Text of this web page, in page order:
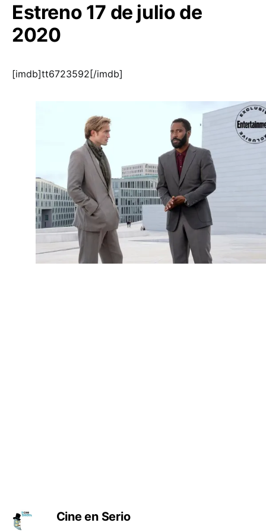
Estreno 17 de julio de
2020
[imdb]tt6723592[/imdb]
Cine en Serio